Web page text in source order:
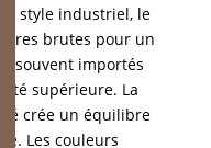
style industriel, le
brutes pour un
souvent importés
supérieure. La
crée un équilibre
Les couleurs